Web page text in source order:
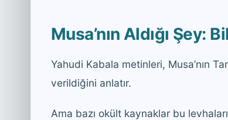
Musa’nın Aldığı Şey:
Yahudi Kabala metinleri, Musa’nın
verildiğini anlatır.
Ama bazı okült kaynaklar bu